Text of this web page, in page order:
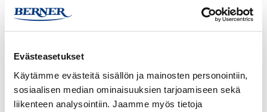
Evästeasetukset
Käytämme evästeitä sisällön ja mainosten personointiin,
sosiaalisen median ominaisuuksien tarjoamiseen sekä
liikenteen analysointiin. Jaamme myös tietoja
NÄYTÄ KAIKKI VAIHTOEHDOT
TUOTETIEDOT